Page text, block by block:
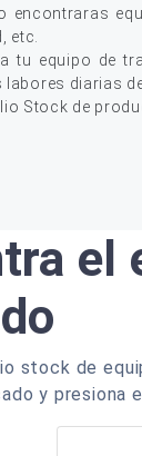
encontraras
etc.
tu equipo de
diarias
Stock de
el
stock de
y presiona